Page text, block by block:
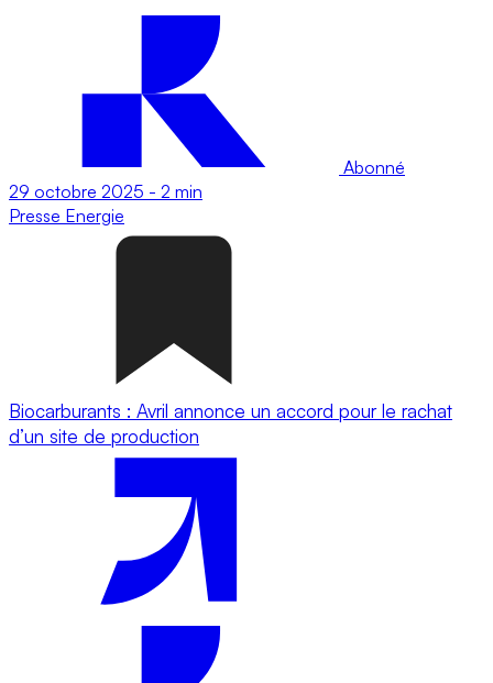
Abonné
29 octobre 2025 - 2 min
Presse Energie
Biocarburants : Avril annonce un accord pour le rachat
d’un site de production